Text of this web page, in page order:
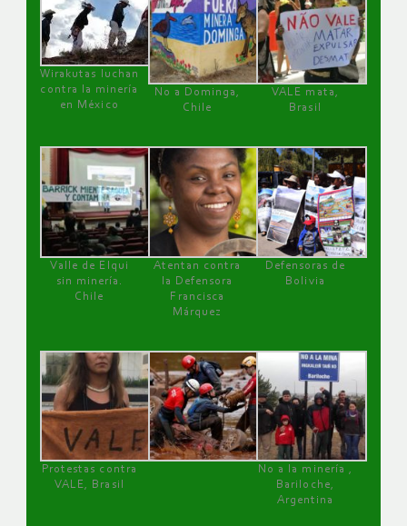
Wirakutas luchan
contra la minería
en México
No a Dominga,
Chile
VALE mata,
Brasil
Valle de Elqui
sin minería.
Chile
Atentan contra
la Defensora
Francisca
Márquez
Defensoras de
Bolivia
Protestas contra
VALE, Brasil
No a la minería ,
Bariloche,
Argentina